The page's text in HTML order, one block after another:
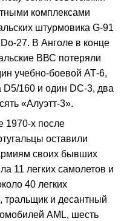
комплексами
штурмовика G-91
27. В Анголе в конце
ВВС потеряли
учебно-боевой АТ-6,
160 и один DC-3, два
«Алуэтт-3».
1970-х после
оставили
своих бывших
11 легких самолетов и
40 легких
тральщик и десантный
AML, шесть